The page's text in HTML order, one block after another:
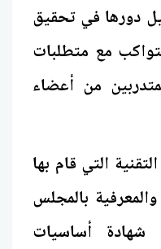
دورها في تحقيق
مع متطلبات
من أعضاء
التي قام بها
بالمجلس
شهادة أساسيات